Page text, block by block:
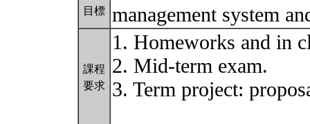
目標 management system
課程
要求
1. Homeworks and in
2. Mid-term exam.
3. Term project: